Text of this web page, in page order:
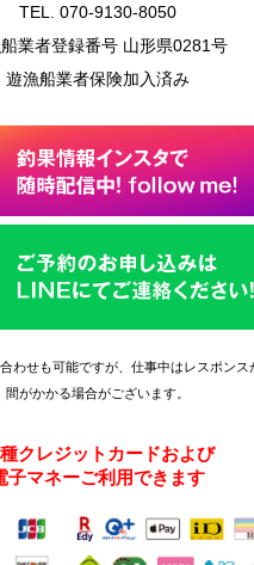
TEL. 070-9130-8050
業者登録番号 山形県0281号
遊漁船業者保険加入済み
わせも可能ですが、仕事中はレスポンス
間がかかる場合がございます。
クレジットカードおよび
子マネーご利用できます